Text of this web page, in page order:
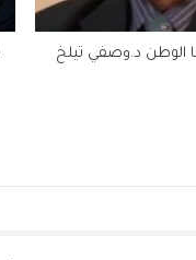
الوطن د.وصفي تيلخ